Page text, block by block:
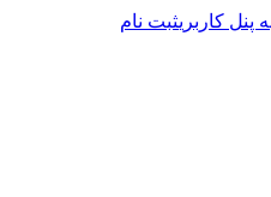
پنل کاربریثبت نام